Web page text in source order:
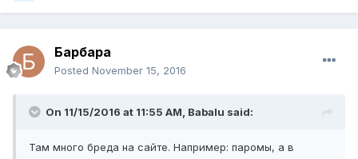
Барбара
Posted November 15, 2016
On 11/15/2016 at 11:55 AM, Babalu said:
Там много бреда на сайте. Например: паромы, а в